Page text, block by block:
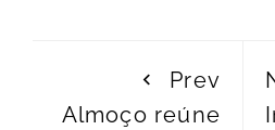
Prev
Almoço reúne